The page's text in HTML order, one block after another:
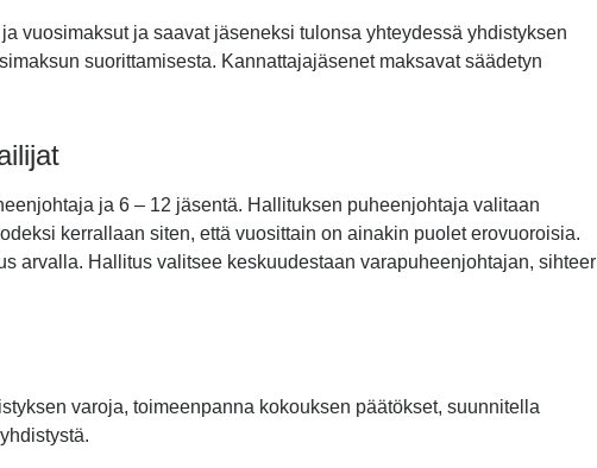
vuosimaksut ja saavat jäseneksi tulonsa yhteydessä yhdistyksen
suorittamisesta. Kannattajajäsenet maksavat säädetyn
ja 6 – 12 jäsentä. Hallituksen puheenjohtaja valitaan
kerrallaan siten, että vuosittain on ainakin puolet erovuoroisia.
arvalla. Hallitus valitsee keskuudestaan varapuheenjohtajan,
varoja, toimeenpanna kokouksen päätökset, suunnitella